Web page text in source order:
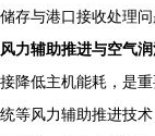
储存与港口接收处理问
风力辅助推进与空气
接降低主机能耗，是
统等风力辅助推进技